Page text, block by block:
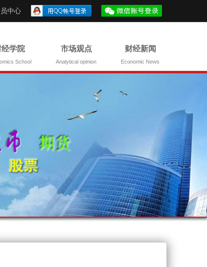
中心
经学院
School
市场观点
Analytical opinion
财经新闻
Economic News